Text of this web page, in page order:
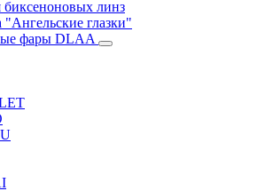
биксеноновых линз
"Ангельские глазки"
фары DLAA